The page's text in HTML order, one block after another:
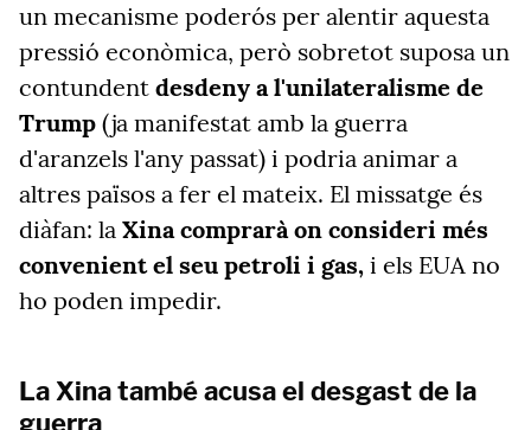
un mecanisme poderós per alentir aquesta
pressió econòmica, però sobretot suposa un
contundent desdeny a l'unilateralisme de
Trump (ja manifestat amb la guerra
d'aranzels l'any passat) i podria animar a
altres països a fer el mateix. El missatge és
diàfan: la Xina comprarà on consideri més
convenient el seu petroli i gas, i els EUA no
ho poden impedir.
La Xina també acusa el desgast de la
guerra